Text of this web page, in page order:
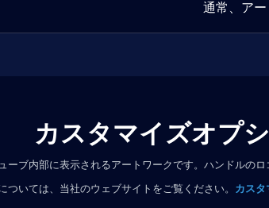
通常、ア
カスタマイズオプ
ブ内部に表示されるアートワークです。ハンドルの
ついては、 当社のウェブサイトをご覧ください。 カスタ